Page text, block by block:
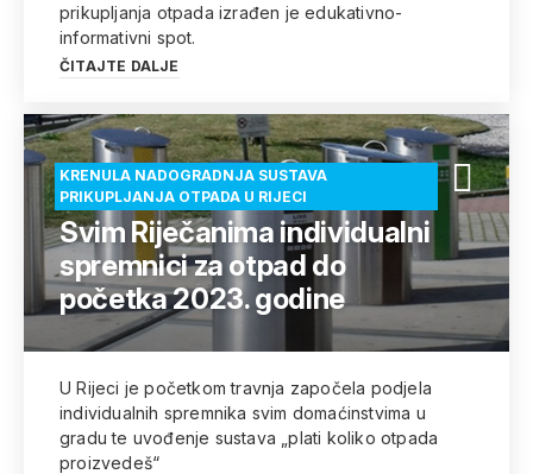
prikupljanja otpada izrađen je edukativno-
informativni spot.
ČITAJTE DALJE
KRENULA NADOGRADNJA SUSTAVA
PRIKUPLJANJA OTPADA U RIJECI
Svim Riječanima individualni
spremnici za otpad do
početka 2023. godine
U Rijeci je početkom travnja započela podjela
individualnih spremnika svim domaćinstvima u
gradu te uvođenje sustava „plati koliko otpada
proizvedeš“